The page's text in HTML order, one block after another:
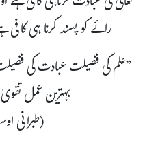
رائے کو پسند کرنا ہی کافی
”علم کی فضیلت عبادت کی
بہترین عمل
(طبرانی